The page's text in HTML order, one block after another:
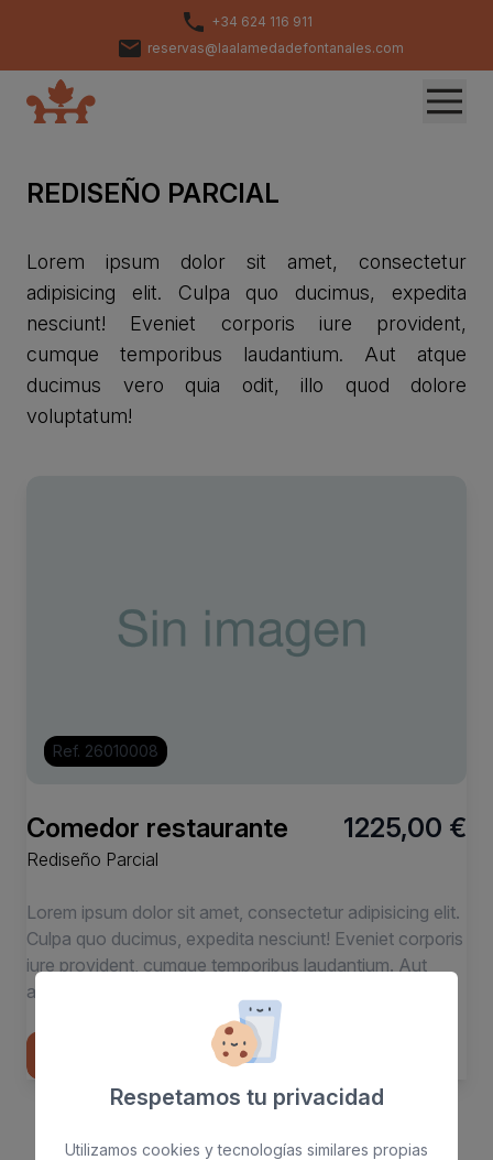
+34 624 116 911
reservas@laalamedadefontanales.com
REDISEÑO PARCIAL
Lorem ipsum dolor sit amet, consectetur
adipisicing elit. Culpa quo ducimus, expedita
nesciunt! Eveniet corporis iure provident,
cumque temporibus laudantium. Aut atque
ducimus vero quia odit, illo quod dolore
voluptatum!
Ref. 26010008
Comedor restaurante
Rediseño Parcial
1225,00 €
Lorem ipsum dolor sit amet, consectetur adipisicing elit.
Culpa quo ducimus, expedita nesciunt! Eveniet corporis
iure provident, cumque temporibus laudantium. Aut
atque ducimus vero quia odit, illo quod dolore
Respetamos tu privacidad
Utilizamos cookies y tecnologías similares propias